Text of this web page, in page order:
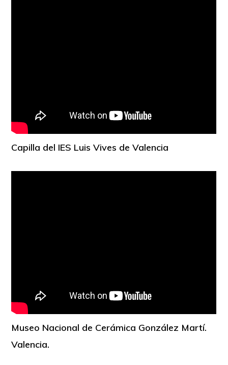
Capilla del IES Luis Vives de Valencia
Museo Nacional de Cerámica González Martí.
Valencia.